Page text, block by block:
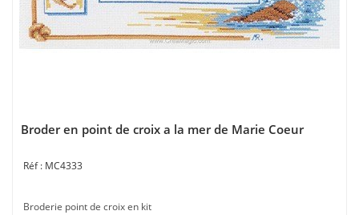
Broder en point de croix a la mer de Marie Coeur
MC4333
Broderie point de croix en kit